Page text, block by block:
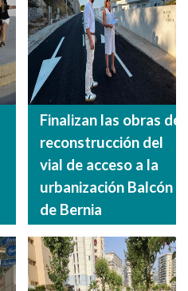
Finalizan las obras de
reconstrucción del
vial de acceso a la
urbanización Balcón
de Bernia